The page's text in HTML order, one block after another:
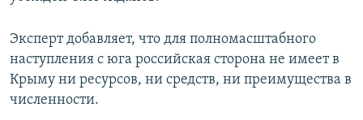
Эксперт добавляет, что для полномасштабного
наступления с юга российская сторона не имеет в
Крыму ни ресурсов, ни средств, ни преимущества в
численности.